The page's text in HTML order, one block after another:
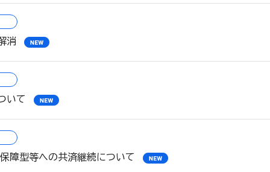
消
いて
障型等への共済継続について